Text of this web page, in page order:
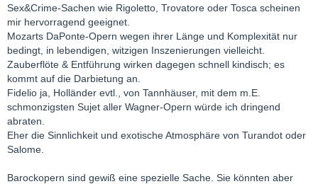
Sex&Crime-Sachen wie Rigoletto, Trovatore oder Tosca scheinen
mir hervorragend geeignet.
Mozarts DaPonte-Opern wegen ihrer Länge und Komplexität nur
bedingt, in lebendigen, witzigen Inszenierungen vielleicht.
Zauberflöte & Entführung wirken dagegen schnell kindisch; es
kommt auf die Darbietung an.
Fidelio ja, Holländer evtl., von Tannhäuser, mit dem m.E.
schmonzigsten Sujet aller Wagner-Opern würde ich dringend
abraten.
Eher die Sinnlichkeit und exotische Atmosphäre von Turandot oder
Salome.
Barockopern sind gewiß eine spezielle Sache. Sie könnten aber